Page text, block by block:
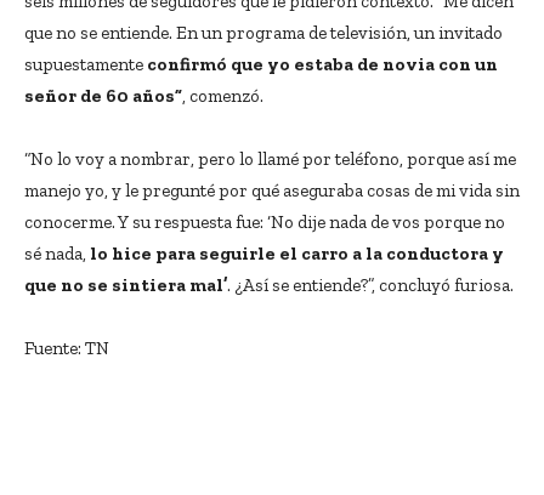
que no se entiende. En un programa de televisión, un invitado
supuestamente confirmó que yo estaba de novia con un
señor de 60 años”, comenzó.
“No lo voy a nombrar, pero lo llamé por teléfono, porque así me
manejo yo, y le pregunté por qué aseguraba cosas de mi vida sin
conocerme. Y su respuesta fue: ‘No dije nada de vos porque no
sé nada, lo hice para seguirle el carro a la conductora y
que no se sintiera mal’. ¿Así se entiende?”, concluyó furiosa.
Fuente: TN